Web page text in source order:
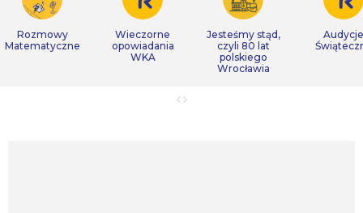
Rozmowy
Matematyczne
Wieczorne
opowiadania
WKA
Jesteśmy stąd,
czyli 80 lat
polskiego
Wrocławia
Audycje